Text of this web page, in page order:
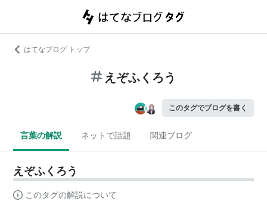
はてなブログ トップ
えぞふくろう
このタグでブログを書く
言葉の解説 ネットで話題 関連ブログ
えぞふくろう
このタグの解説について